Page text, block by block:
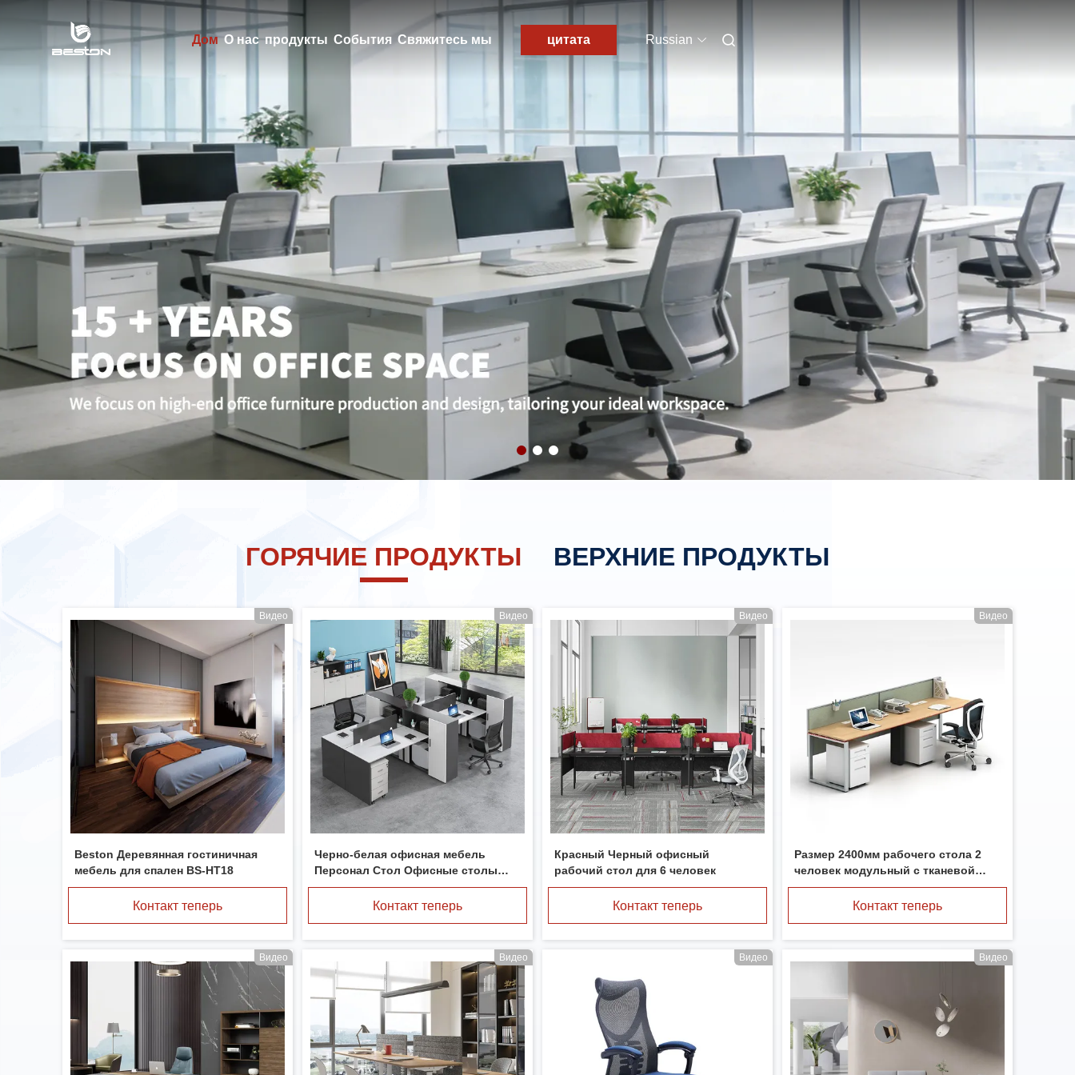
Дом О нас продукты События Свяжитесь мы цитата Russian
ГОРЯЧИЕ ПРОДУКТЫ ВЕРХНИЕ ПРОДУКТЫ
Видео
Beston Деревянная гостиничная
мебель для спален BS-HT18
Контакт теперь
Видео
Черно-белая офисная мебель
Персонал Стол Офисные столы
Рабочее место с ящиком
Контакт теперь
Видео
Красный Черный офисный
рабочий стол для 6 человек
Контакт теперь
Видео
Размер 2400мм рабочего стола 2
человек модульный с тканевой
перегородкой
Контакт теперь
Видео Видео Видео Видео
81,6-дюймовая звукоизоляционная общественная автоматическая анти- будочка стручка офиса
звукоизоляционный металл стручка офиса 2300Хмм легкий устанавливает будочку конфиденциальности офиса